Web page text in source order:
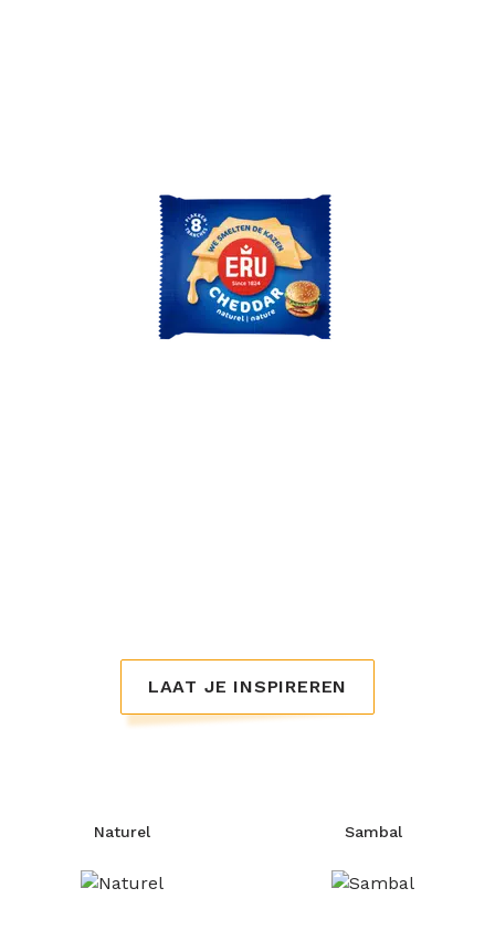
LAAT JE INSPIREREN
Naturel Sambal